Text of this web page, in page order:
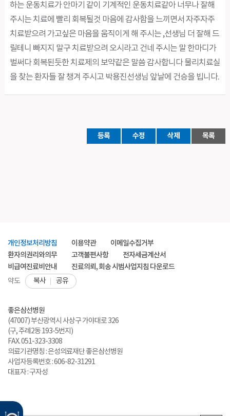
하는 운동치료가 안마기 같이 기계적인 운동치료같아 너무나 잘해
주시는 치료에 빨리 회복될것 마음에 감사함을 느끼면서 자주자주
치료받으려 가고싶은 마음을 움직이게 해 주시는 ,선생님 더 잘해 드
릴테니 빠지지 말구 치료받으려 오시라고 건네 주시는 말 한마디가
벌써다 회복된듯한 치료제의 보약같은 말씀 감사합니다 물리치료실
을 찾는 환자들 잘 챙겨 주시고 박용진선생님 앞날에 건승을 빕니다.
등록 수정 삭제 목록
개인정보처리방침 이용약관
이메일수집거부
환자의권리와의무
고객불편사항
전자세금계산서
비급여진료비안내
진료의뢰, 회송 시범사업지침 다운로드
약도 복사 공유
좋은삼선병원
(47007) 부산광역시 사상구 가야대로 326
(구, 주례2동 193-5번지)
FAX. 051-323-3308
의료기관명칭 : 은성의료재단 좋은삼선병원
사업자등록번호 : 606-82-31291
대표자 : 구자성